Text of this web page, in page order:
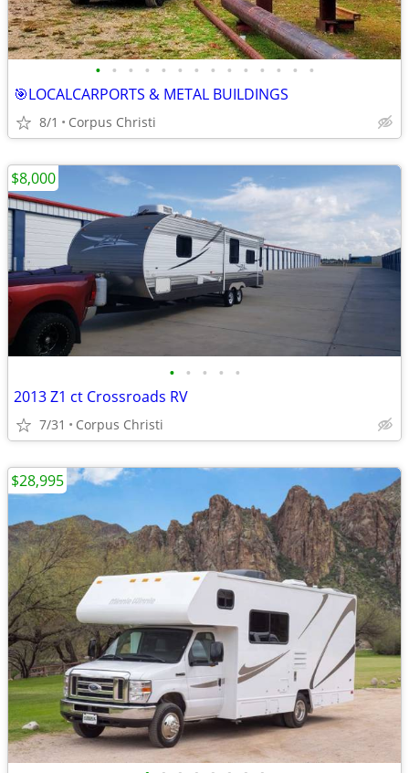
• • • • • • • • • • • • • •
🎯LOCALCARPORTS & METAL BUILDINGS
8/1 Corpus Christi
• • • • •
2013 Z1 ct Crossroads RV
7/31 Corpus Christi
$8,000
$28,995